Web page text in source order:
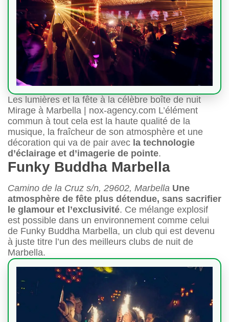
Les lumières et la fête à la célèbre boîte de nuit
Mirage à Marbella | nox-agency.com L’élément
commun à tout cela est la haute qualité de la
musique, la fraîcheur de son atmosphère et une
décoration qui va de pair avec la technologie
d’éclairage et d’imagerie de pointe.
Funky Buddha Marbella
Camino de la Cruz s/n, 29602, Marbella Une
atmosphère de fête plus détendue, sans sacrifier
le glamour et l’exclusivité. Ce mélange explosif
est possible dans un environnement comme celui
de Funky Buddha Marbella, un club qui est devenu
à juste titre l’un des meilleurs clubs de nuit de
Marbella.